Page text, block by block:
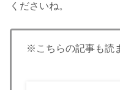
くださいね。
※こちらの記事も読